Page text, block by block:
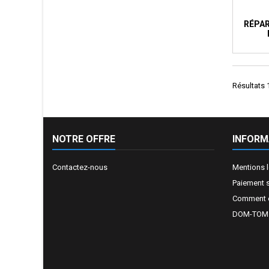
Résultats
NOTRE OFFRE
Contactez-nous
Mentions
Paiement
Comment
DOM-